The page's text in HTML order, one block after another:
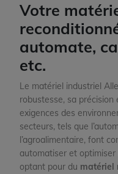
Votre
automate,
etc.
Le matériel industriel
robustesse, sa
exigences des
secteurs, tels que
l’agroalimentaire, font
automatiser et optimiser
optant pour du matériel